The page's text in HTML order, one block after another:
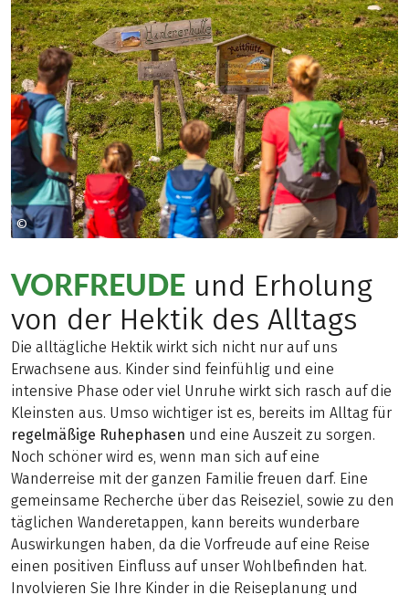
VORFREUDE und Erholung
von der Hektik des Alltags
Die alltägliche Hektik wirkt sich nicht nur auf uns
Erwachsene aus. Kinder sind feinfühlig und eine
intensive Phase oder viel Unruhe wirkt sich rasch auf die
Kleinsten aus. Umso wichtiger ist es, bereits im Alltag für
regelmäßige Ruhephasen und eine Auszeit zu sorgen.
Noch schöner wird es, wenn man sich auf eine
Wanderreise mit der ganzen Familie freuen darf. Eine
gemeinsame Recherche über das Reiseziel, sowie zu den
täglichen Wanderetappen, kann bereits wunderbare
Auswirkungen haben, da die Vorfreude auf eine Reise
einen positiven Einfluss auf unser Wohlbefinden hat.
Involvieren Sie Ihre Kinder in die Reiseplanung und
© heikomandl.at